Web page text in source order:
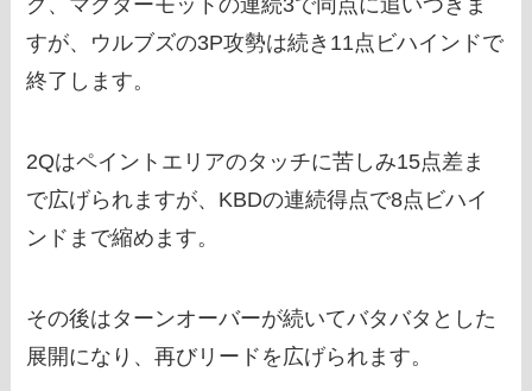
ク、マクダーモットの連続3で同点に追いつきま
すが、ウルブズの3P攻勢は続き11点ビハインドで
終了します。
2Qはペイントエリアのタッチに苦しみ15点差ま
で広げられますが、KBDの連続得点で8点ビハイ
ンドまで縮めます。
その後はターンオーバーが続いてバタバタとした
展開になり、再びリードを広げられます。